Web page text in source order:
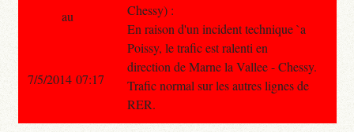
Chessy) :
En raison d'un incident technique `a
Poissy, le trafic est ralenti en
direction de Marne la Vallee - Chessy.
Trafic normal sur les autres lignes de
RER.
au
7/5/2014 07:17